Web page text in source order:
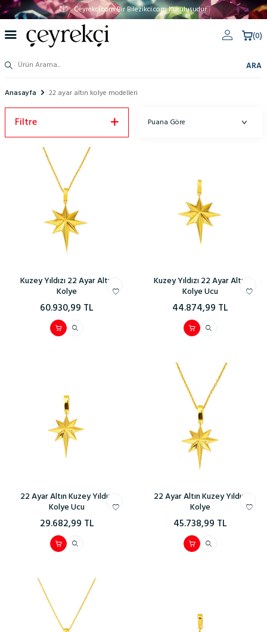
Ceyrekci.com Bir Bilezikci.com Kuruluşudur.
ARA
(0)
Anasayfa 22 ayar altın kolye modelleri
Filtre
Kuzey Yıldızı 22 Ayar Altın
Kolye
60.930,99 TL
Kuzey Yıldızı 22 Ayar Altın
Kolye Ucu
44.874,99 TL
22 Ayar Altın Kuzey Yıldızı
Kolye Ucu
29.682,99 TL
22 Ayar Altın Kuzey Yıldızı
Kolye
45.738,99 TL